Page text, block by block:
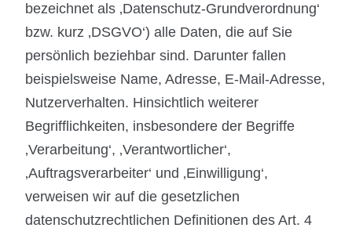
bezeichnet als ‚Datenschutz-Grundverordnung‘
bzw. kurz ‚DSGVO‘) alle Daten, die auf Sie
persönlich beziehbar sind. Darunter fallen
beispielsweise Name, Adresse, E-Mail-Adresse,
Nutzerverhalten. Hinsichtlich weiterer
Begrifflichkeiten, insbesondere der Begriffe
‚Verarbeitung‘, ‚Verantwortlicher‘,
‚Auftragsverarbeiter‘ und ‚Einwilligung‘,
verweisen wir auf die gesetzlichen
datenschutzrechtlichen Definitionen des Art. 4